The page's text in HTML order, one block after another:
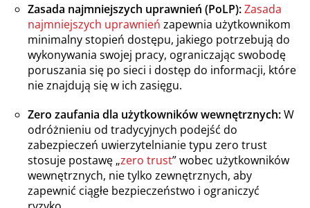
Zasada najmniejszych uprawnień (PoLP):Zasada
najmniejszych uprawnień zapewnia użytkownikom
minimalny stopień dostępu, jakiego potrzebują do
wykonywania swojej pracy, ograniczając swobodę
poruszania się po sieci i dostęp do informacji, które
nie znajdują się w ich zasięgu.
Zero zaufania dla użytkowników wewnętrznych:W
odróżnieniu od tradycyjnych podejść do
zabezpieczeń uwierzytelnianie typu zero trust
stosuje postawę „zero trust” wobec użytkowników
wewnętrznych, nie tylko zewnętrznych, aby
zapewnić ciągłe bezpieczeństwo i ograniczyć